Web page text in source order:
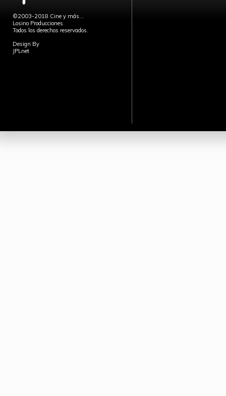
©2003-2018 Cine y más...
Losino Producciones
Todos los derechos reservados.
Design By
JPLnet